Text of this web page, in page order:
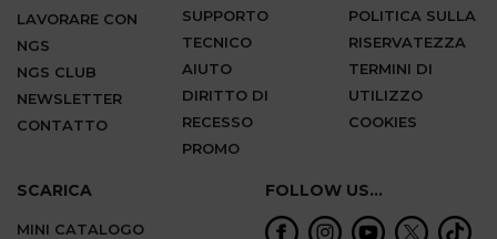
LAVORARE CON
NGS
NGS CLUB
NEWSLETTER
CONTATTO
SUPPORTO
TECNICO
AIUTO
DIRITTO DI
RECESSO
PROMO
POLITICA SULLA
RISERVATEZZA
TERMINI DI
UTILIZZO
COOKIES
SCARICA
MINI CATALOGO
FOLLOW US...